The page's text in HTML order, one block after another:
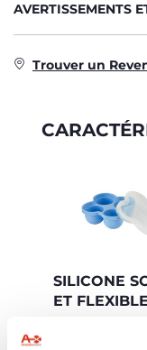
AVERTISSEMENTS
Trouver un
SILICONE
ET FLEXIBLE